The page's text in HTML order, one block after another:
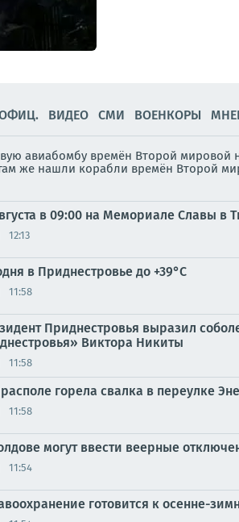
ВИДЕО СМИ ВОЕНКОРЫ
авиабомбу времён Второй мировой
же нашли корабли времён Второй
в 09:00 на Мемориале Славы в
12:13
в Приднестровье до +39°С
11:58
Приднестровья выразил
Виктора Никиты
11:58
горела свалка в переулке
11:58
могут ввести веерные
11:54
готовится к осенне-